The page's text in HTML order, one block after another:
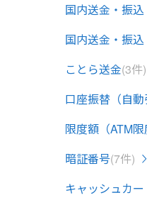
国内送金・振込
国内送金・振込
ことら送金(3件)
口座振替（自動
限度額（ATM限
暗証番号(7件)
キャッシュカー